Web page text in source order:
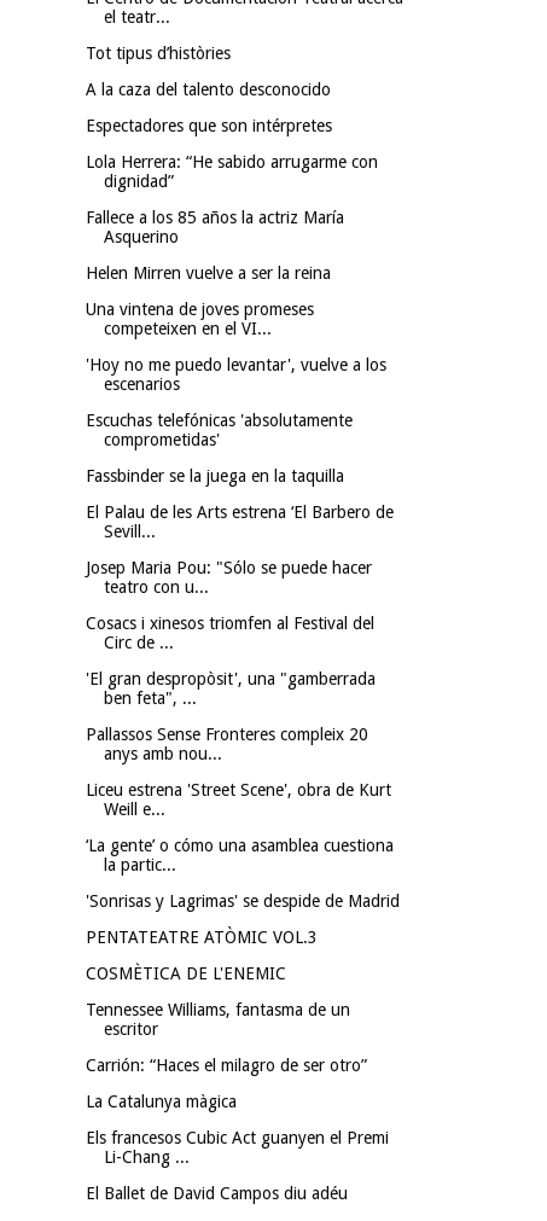
el teatr...
Tot tipus d’històries
A la caza del talento desconocido
Espectadores que son intérpretes
Lola Herrera: “He sabido arrugarme con
dignidad”
Fallece a los 85 años la actriz María
Asquerino
Helen Mirren vuelve a ser la reina
Una vintena de joves promeses
competeixen en el VI...
'Hoy no me puedo levantar', vuelve a los
escenarios
Escuchas telefónicas 'absolutamente
comprometidas'
Fassbinder se la juega en la taquilla
El Palau de les Arts estrena ‘El Barbero de
Sevill...
Josep Maria Pou: "Sólo se puede hacer
teatro con u...
Cosacs i xinesos triomfen al Festival del
Circ de ...
'El gran despropòsit', una "gamberrada
ben feta", ...
Pallassos Sense Fronteres compleix 20
anys amb nou...
Liceu estrena 'Street Scene', obra de Kurt
Weill e...
‘La gente’ o cómo una asamblea cuestiona
la partic...
'Sonrisas y Lagrimas' se despide de Madrid
PENTATEATRE ATÒMIC VOL.3
COSMÈTICA DE L'ENEMIC
Tennessee Williams, fantasma de un
escritor
Carrión: “Haces el milagro de ser otro”
La Catalunya màgica
Els francesos Cubic Act guanyen el Premi
Li-Chang ...
El Ballet de David Campos diu adéu